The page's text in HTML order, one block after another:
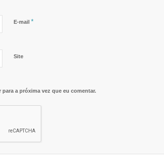
E-mail *
Site
a próxima vez que eu comentar.